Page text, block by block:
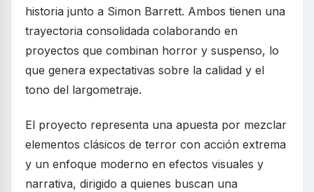
historia junto a Simon Barrett. Ambos tienen una
trayectoria consolidada colaborando en
proyectos que combinan horror y suspenso, lo
que genera expectativas sobre la calidad y el
tono del largometraje.
El proyecto representa una apuesta por mezclar
elementos clásicos de terror con acción extrema
y un enfoque moderno en efectos visuales y
narrativa, dirigido a quienes buscan una